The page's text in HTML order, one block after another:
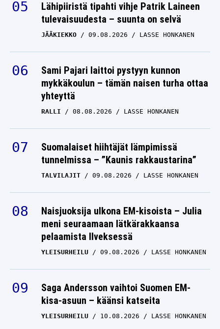
Lähipiiristä tipahti vihje Patrik Laineen
tulevaisuudesta – suunta on selvä
JÄÄKIEKKO 09.08.2026 LASSE HONKANEN
Sami Pajari laittoi pystyyn kunnon
mykkäkoulun – tämän naisen turha ottaa
yhteyttä
RALLI 08.08.2026 LASSE HONKANEN
Suomalaiset hiihtäjät lämpimissä
tunnelmissa – ”Kaunis rakkaustarina”
TALVILAJIT 09.08.2026 LASSE HONKANEN
Naisjuoksija ulkona EM-kisoista – Julia
meni seuraamaan lätkärakkaansa
pelaamista Ilveksessä
YLEISURHEILU 09.08.2026 LASSE HONKANEN
Saga Andersson vaihtoi Suomen EM-
kisa-asuun – käänsi katseita
YLEISURHEILU 10.08.2026 LASSE HONKANEN